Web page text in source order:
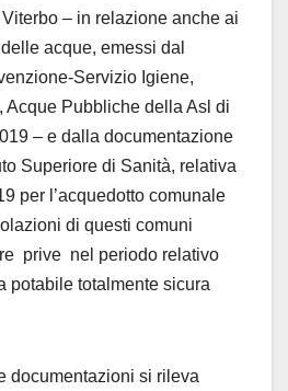
– in relazione anche ai
acque, emessi dal
Servizio Igiene,
Acque Pubbliche della Asl di
– e dalla documentazione
Superiore di Sanità, relativa
per l’acquedotto comunale
di questi comuni
prive nel periodo relativo
potabile totalmente sicura
documentazioni si rileva